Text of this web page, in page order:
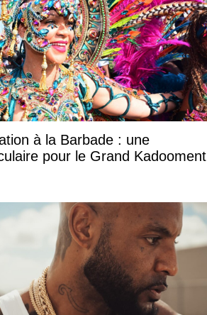
à la Barbade : une
pour le Grand Kadooment